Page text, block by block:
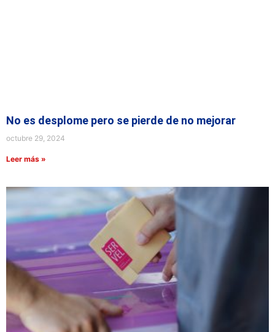
No es desplome pero se pierde de no mejorar
octubre 29, 2024
Leer más »